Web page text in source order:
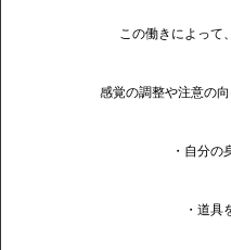
この働きによって
感覚の調整や注意の
・自分の
・道具